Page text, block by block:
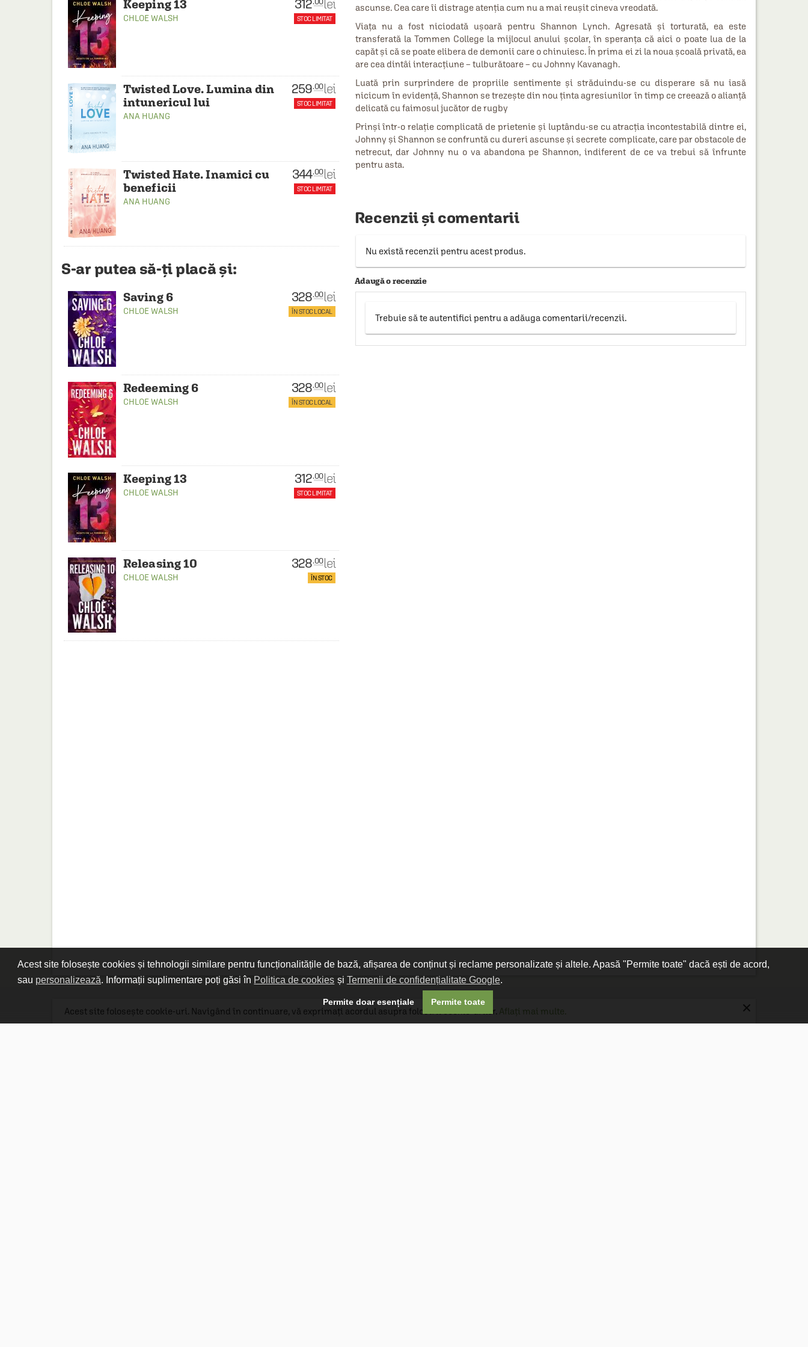
Acest site folosește cookies și tehnologii similare pentru funcționalitățile de bază, afișarea de conținut și reclame personalizate și altele. Apasă "Permite toate" dacă ești de acord,
sau personalizează. Informații suplimentare poți găsi în Politica de cookies și Termenii de confidențialitate Google.
Permite doar esențiale Permite toate
Keeping 13
CHLOE WALSH
312 lei
STOC LIMITAT
Twisted Love. Lumina din
intunericul lui
ANA HUANG
259.00lei
STOC LIMITAT
Twisted Hate. Inamici cu
beneficii
ANA HUANG
344.00lei
STOC LIMITAT
S-ar putea să-ți placă și:
Saving 6
CHLOE WALSH
328.00lei
ÎN STOC LOCAL
Redeeming 6
CHLOE WALSH
328.00lei
ÎN STOC LOCAL
Keeping 13
CHLOE WALSH
312.00lei
STOC LIMITAT
Releasing 10
CHLOE WALSH
328.00lei
ÎN STOC
ascunse. Cea care îi distrage atenția cum nu a mai reușit cineva vreodată.
Viața nu a fost niciodată ușoară pentru Shannon Lynch. Agresată și torturată, ea este
transferată la Tommen College la mijlocul anului școlar, în speranța că aici o poate lua de la
capăt și că se poate elibera de demonii care o chinuiesc. În prima ei zi la noua școală privată, ea
are cea dintâi interacțiune – tulburătoare – cu Johnny Kavanagh.
Luată prin surprindere de propriile sentimente și străduindu-se cu disperare să nu iasă
nicicum în evidență, Shannon se trezește din nou ținta agresiunilor în timp ce creează o alianță
delicată cu faimosul jucător de rugby
Prinși într-o relație complicată de prietenie și luptându-se cu atracția incontestabilă dintre ei,
Johnny și Shannon se confruntă cu dureri ascunse și secrete complicate, care par obstacole de
netrecut, dar Johnny nu o va abandona pe Shannon, indiferent de ce va trebui să înfrunte
pentru asta.
Recenzii și comentarii
Nu există recenzii pentru acest produs.
Adaugă o recenzie
Trebuie să te autentifici pentru a adăuga comentarii/recenzii.
Linkuri utile  Livrare gratuită
Acest site folosește cookie-uri. Navigând în continuare, vă exprimați acordul asupra folosirii cookie-urilor. Aflați mai multe. ×